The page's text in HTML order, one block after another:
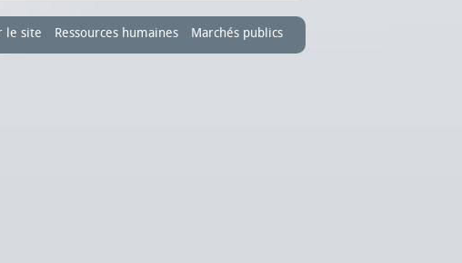
le site Ressources humaines Marchés publics